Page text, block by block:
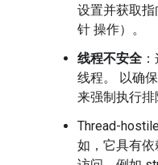
设置并获取
针 操作）。
线程不安全
线程。 以确
来强制执行排
Thread-
如，它具有